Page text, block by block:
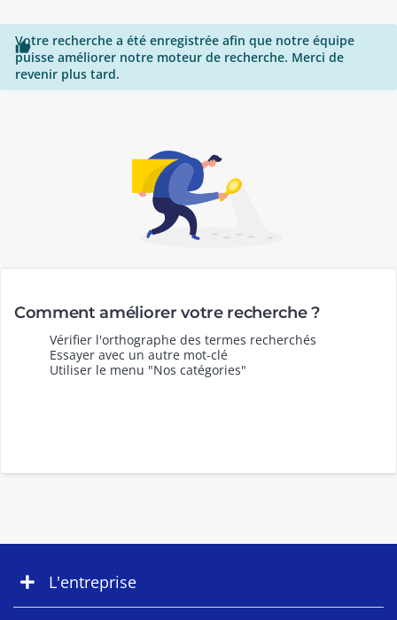

Votre recherche a été enregistrée afin que notre équipe
puisse améliorer notre moteur de recherche. Merci de
revenir plus tard.
Comment améliorer votre recherche ?
Vérifier l'orthographe des termes recherchés
Essayer avec un autre mot-clé
Utiliser le menu "Nos catégories"
L'entreprise